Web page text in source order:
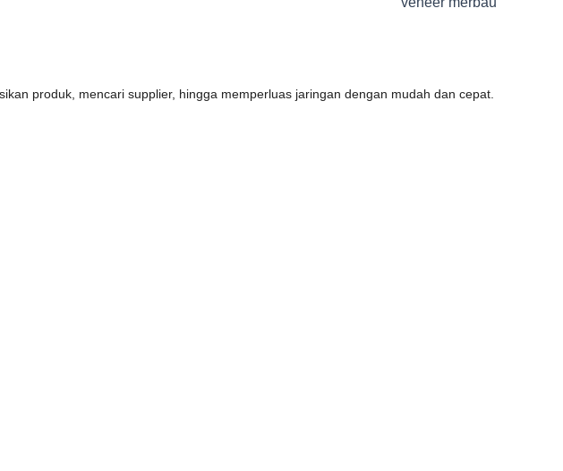
produk, mencari supplier, hingga memperluas jaringan dengan mudah dan cepat.